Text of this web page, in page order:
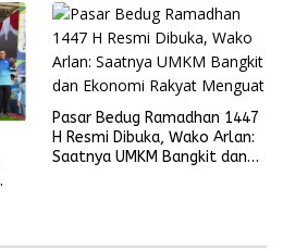
Pasar Bedug Ramadhan 1447
H Resmi Dibuka, Wako Arlan:
Saatnya UMKM Bangkit dan